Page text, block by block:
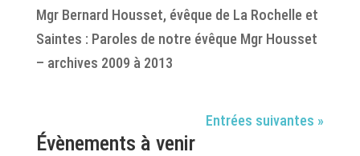
Mgr Bernard Housset, évêque de La Rochelle et
Saintes : Paroles de notre évêque Mgr Housset
– archives 2009 à 2013
Entrées suivantes »
Évènements à venir